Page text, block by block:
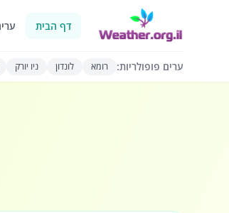
דף הבית
ערים פופולריות: רומא לונדון ניו יורק